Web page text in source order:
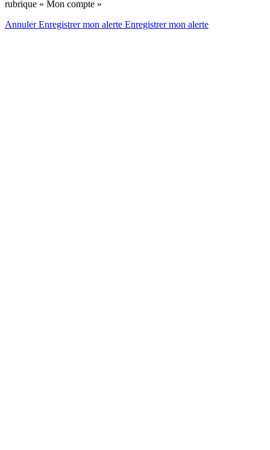
rubrique « Mon compte »
AnnulerEnregistrer mon alerte Enregistrermon alerte